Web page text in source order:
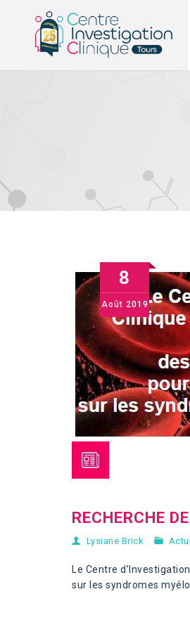
8
Août 2019
RECHERCHE
Lysiane Brick
Le Centre
sur les syndromes